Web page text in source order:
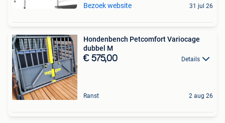
Bezoek website 31 jul 26
Hondenbench Petcomfort Variocage
dubbel M
€ 575,00 Details
Ranst 2 aug 26